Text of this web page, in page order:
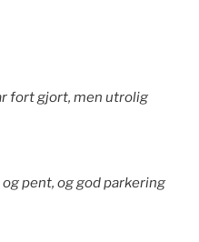
fort gjort, men utrolig
pent, og god parkering